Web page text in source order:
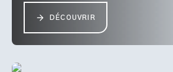
DÉCOUVRIR